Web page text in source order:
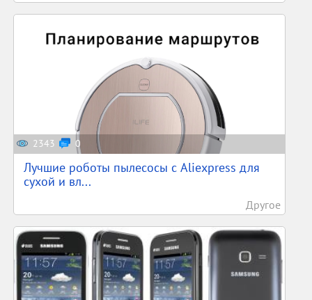
2343 0
Лучшие роботы пылесосы с Aliexpress для
сухой и вл...
Другое